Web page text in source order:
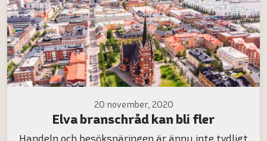
20 november, 2020
Elva branschråd kan bli fler
Handeln och besöksnäringen är ännu inte tydligt